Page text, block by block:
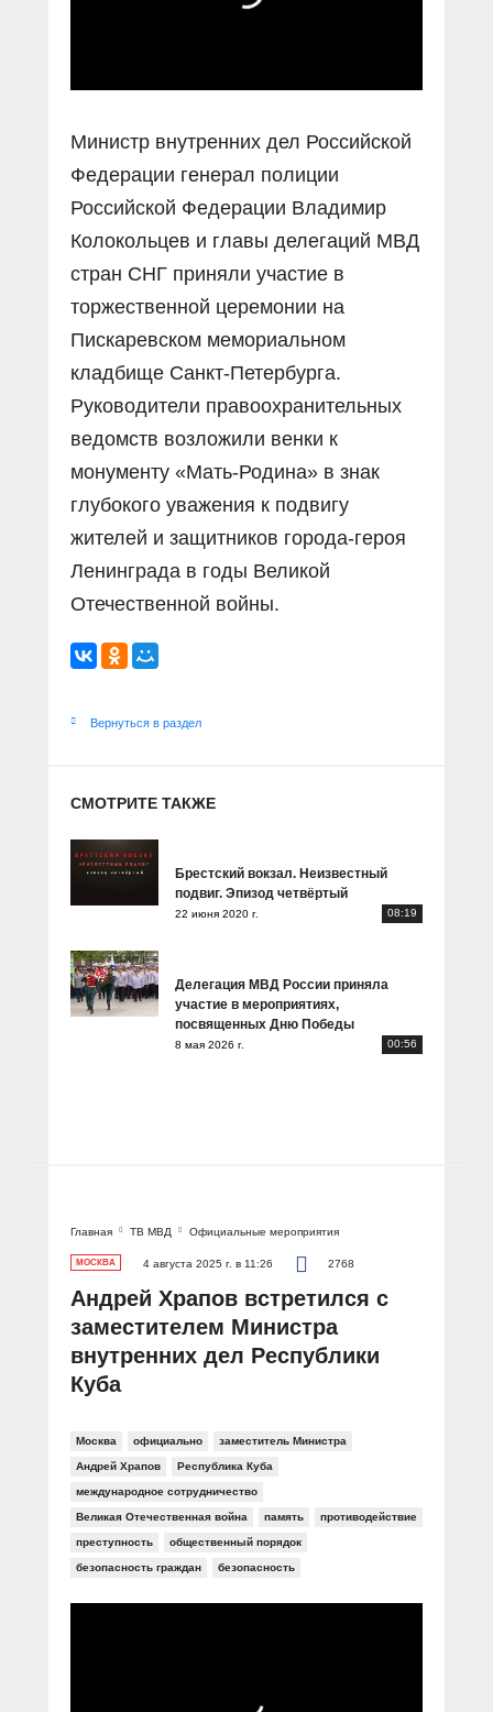
Министр внутренних дел Российской
Федерации генерал полиции
Российской Федерации Владимир
Колокольцев и главы делегаций МВД
стран СНГ приняли участие в
торжественной церемонии на
Пискаревском мемориальном
кладбище Санкт-Петербурга.
Руководители правоохранительных
ведомств возложили венки к
монументу «Мать-Родина» в знак
глубокого уважения к подвигу
жителей и защитников города-героя
Ленинграда в годы Великой
Отечественной войны.
Вернуться в раздел
СМОТРИТЕ ТАКЖЕ
Брестский вокзал. Неизвестный
подвиг. Эпизод четвёртый
22 июня 2020 г. 08:19
Делегация МВД России приняла
участие в мероприятиях,
посвященных Дню Победы
8 мая 2026 г. 00:56
Главная ТВ МВД Официальные мероприятия
МОСКВА 4 августа 2025 г. в 11:26 2768
Андрей Храпов встретился с
заместителем Министра
внутренних дел Республики
Куба
Москва официально заместитель Министра
Андрей Храпов Республика Куба
международное сотрудничество
Великая Отечественная война память противодействие
преступность общественный порядок
безопасность граждан безопасность